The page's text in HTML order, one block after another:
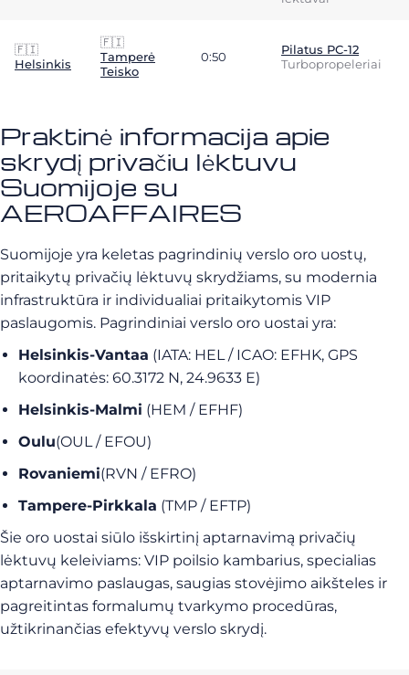
🇫🇮
Helsinkis
🇫🇮
Tamperė
Teisko
0:50
Pilatus PC-12
Turbopropeleriai
Praktinė informacija apie
skrydį privačiu lėktuvu
Suomijoje su
AEROAFFAIRES
Suomijoje yra keletas pagrindinių verslo oro uostų,
pritaikytų privačių lėktuvų skrydžiams, su modernia
infrastruktūra ir individualiai pritaikytomis VIP
paslaugomis. Pagrindiniai verslo oro uostai yra:
Helsinkis-Vantaa (IATA: HEL / ICAO: EFHK, GPS
koordinatės: 60.3172 N, 24.9633 E)
Helsinkis-Malmi (HEM / EFHF)
Oulu(OUL / EFOU)
Rovaniemi(RVN / EFRO)
Tampere-Pirkkala (TMP / EFTP)
Šie oro uostai siūlo išskirtinį aptarnavimą privačių
lėktuvų keleiviams: VIP poilsio kambarius, specialias
aptarnavimo paslaugas, saugias stovėjimo aikšteles ir
pagreitintas formalumų tvarkymo procedūras,
užtikrinančias efektyvų verslo skrydį.